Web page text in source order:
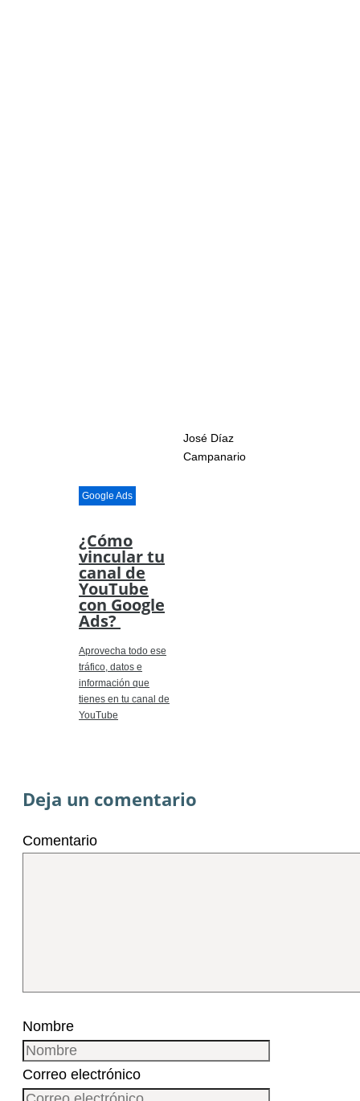
José Díaz
Campanario
Google Ads
¿Cómo
vincular tu
canal de
YouTube
con Google
Ads?
Aprovecha todo ese
tráfico, datos e
información que
tienes en tu canal de
YouTube
Deja un comentario
Comentario
Nombre
Correo electrónico